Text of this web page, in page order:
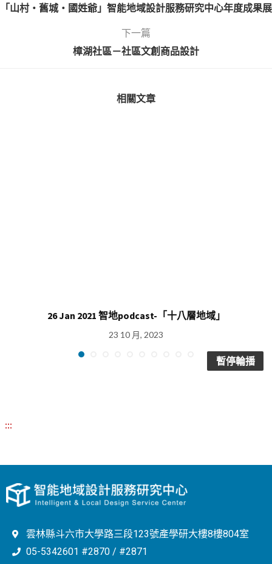
「山村‧舊城‧國姓爺」智能地域設計服務研究中心年度成果展
下一篇
樟湖社區－社區文創商品設計
相關文章
26 Jan 2021 智地podcast-「十八層地域」
23 10 月, 2023
暫停輪播
:::
雲林縣斗六市大學路三段123號產學研大樓8樓804室
05-5342601 #2870 / #2871